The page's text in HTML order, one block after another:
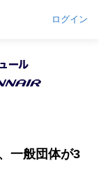
ログイン
一般団体が3